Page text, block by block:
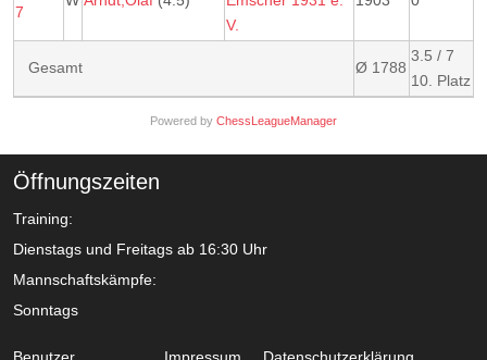
7
V.
Gesamt Ø 1788
3.5 / 7
10. Platz
Powered by ChessLeagueManager
Öffnungszeiten
Training:
Dienstags und Freitags ab 16:30 Uhr
Mannschaftskämpfe:
Sonntags